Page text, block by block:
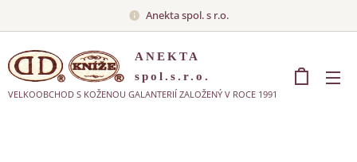
Anekta spol. s r.o.
ANEKTA
spol.s.r.o.
VELKOOBCHOD S KOŽENOU GALANTERIÍ ZALOŽENÝ V ROCE 1991